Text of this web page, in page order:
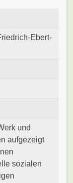
Ebert-
und
aufgezeigt
sozialen